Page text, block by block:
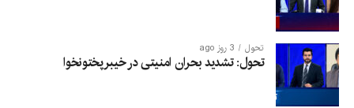
تحول 3 روز ago
تحول: تشدید بحران امنیتی در خیبرپختونخوا